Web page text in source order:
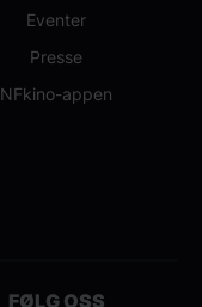
Eventer
Presse
NFkino-appen
FØLG OSS